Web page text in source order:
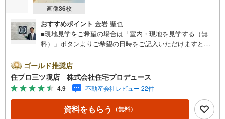
画像36枚
おすすめポイント 金岩 聖也
■現地見学をご希望の場合は「室内・現地を見学する（無
料）」ボタンよりご希望の日時をご記入いただけますとス
プロは、相鉄線の不動産売買専門会社です！最新物件情報
や当社限定で販売する物件情報も多数ございますので、お
気軽にお問合せ下さい！ -------------- 弊社独自の住宅ローン
提案システム 弊社ではファイナンシャル専門スタッフによ
る【丁寧な資金アドバイス】【ファイナンシャルプラン提
案書の作成】を随時行っております。意外に知らないお客
ゴールド推奨店
住プロ三ツ境店 株式会社住宅プロデュース
4.9 不動産会社レビュー 22件
資料をもらう （無料）